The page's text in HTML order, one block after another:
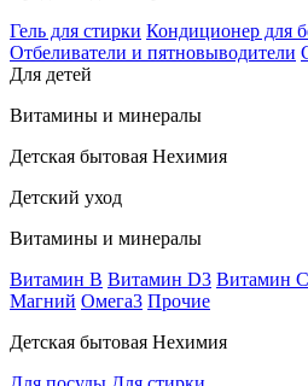
Гель для стирки Кондиционер для
Отбеливатели и пятновыводители
Для детей
Витамины и минералы
Детская бытовая Нехимия
Детский уход
Витамины и минералы
Витамин В Витамин D3 Витамин С
Магний Омега3 Прочие
Детская бытовая Нехимия